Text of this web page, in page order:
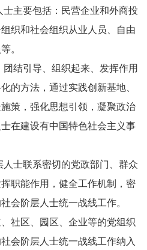
士主要包括：民营企业和外商投
织和社会组织从业人员、自由
。
团结引导、组织起来、发挥作用
的方法，通过实践创新基地、
策，强化思想引领，凝聚政治
在建设有中国特色社会主义事
人士联系密切的党政部门、群众
职能作用，健全工作机制，密
会阶层人士统一战线工作。
社区、园区、企业等的党组织
会阶层人士统一战线工作纳入